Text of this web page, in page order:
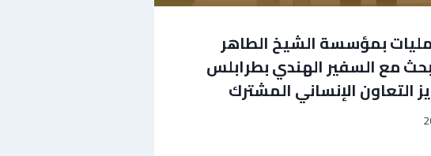
بمؤسسة الشيخ الطاهر
مع السفير الهندي بطرابلس
التعاون الإنساني المشترك